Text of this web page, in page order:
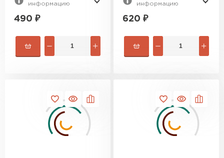
информацию
490 ₽
информацию
620 ₽